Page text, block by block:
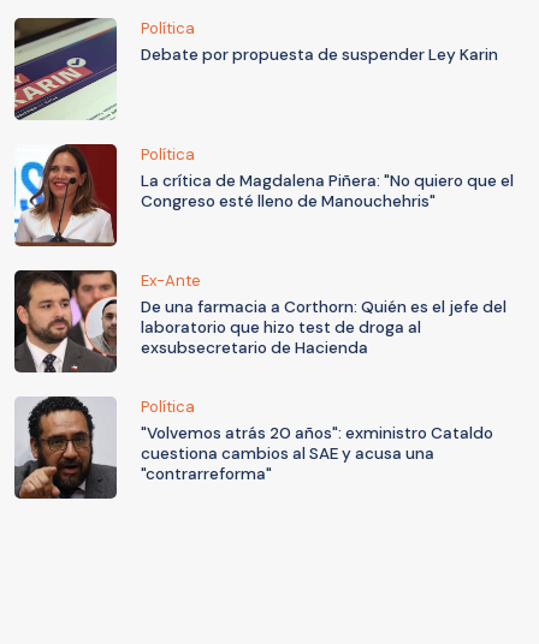
Política
Debate por propuesta de suspender Ley Karin
Política
La crítica de Magdalena Piñera: "No quiero que el
Congreso esté lleno de Manouchehris"
Ex-Ante
De una farmacia a Corthorn: Quién es el jefe del
laboratorio que hizo test de droga al
exsubsecretario de Hacienda
Política
"Volvemos atrás 20 años": exministro Cataldo
cuestiona cambios al SAE y acusa una
"contrarreforma"